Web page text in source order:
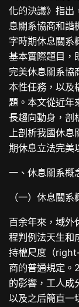
化的決議》指出
息關系協商和諧
字時期休息關系
基本實際題目，
完美休息關系協
本性任務，以及
題。本文從近年
長趨向動身，剖
上剖析我國休
期休息立法完美
一、休息關系概
（一）休息關
百余年來，域外
程判例法天生和
持權尺度（
商的普通規定。
的影響，工人成
以及之后簡直一